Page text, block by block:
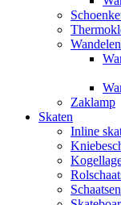
Wandelen
Zaklamp
Skaten
Inline
Schaatsen